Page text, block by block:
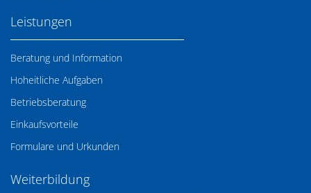
Leistungen
Beratung und Information
Hoheitliche Aufgaben
Betriebsberatung
Einkaufsvorteile
Formulare und Urkunden
Weiterbildung